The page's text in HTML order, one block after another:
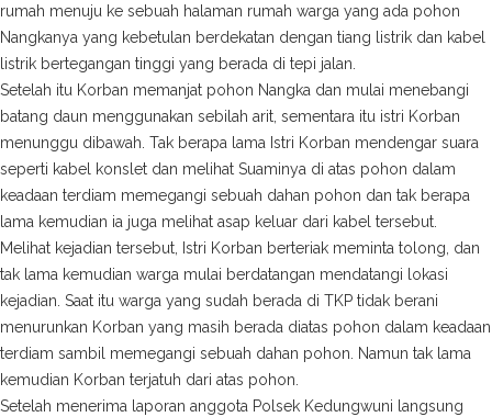
rumah menuju ke sebuah halaman rumah warga yang ada pohon
Nangkanya yang kebetulan berdekatan dengan tiang listrik dan kabel
listrik bertegangan tinggi yang berada di tepi jalan.
Setelah itu Korban memanjat pohon Nangka dan mulai menebangi
batang daun menggunakan sebilah arit, sementara itu istri Korban
menunggu dibawah. Tak berapa lama Istri Korban mendengar suara
seperti kabel konslet dan melihat Suaminya di atas pohon dalam
keadaan terdiam memegangi sebuah dahan pohon dan tak berapa
lama kemudian ia juga melihat asap keluar dari kabel tersebut.
Melihat kejadian tersebut, Istri Korban berteriak meminta tolong, dan
tak lama kemudian warga mulai berdatangan mendatangi lokasi
kejadian. Saat itu warga yang sudah berada di TKP tidak berani
menurunkan Korban yang masih berada diatas pohon dalam keadaan
terdiam sambil memegangi sebuah dahan pohon. Namun tak lama
kemudian Korban terjatuh dari atas pohon.
Setelah menerima laporan anggota Polsek Kedungwuni langsung